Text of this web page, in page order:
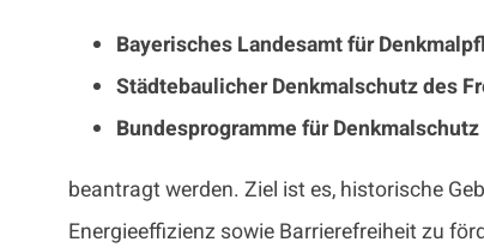
Bayerisches Landesamt für
Städtebaulicher Denkmalschutz des
Bundesprogramme für Denkmalschutz
beantragt werden. Ziel ist es, historische
Energieeffizienz sowie Barrierefreiheit zu